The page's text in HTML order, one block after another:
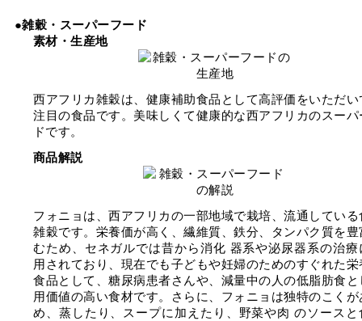
●雑穀・スーパーフード
素材・生産地
西アフリカ雑穀は、健康補助食品として高評価をいただ
注目の食品です。美味しくて健康的な西アフリカのスー
ドです。
商品解説
フォニョは、西アフリカの一部地域で栽培、流通してい
雑穀です。栄養価が高く、繊維質、鉄分、タンパク質を
むため、セネガルでは昔から消化 器系や泌尿器系の治療
用されており、現在でも子どもや妊婦のためのすぐれた
食品として、糖尿病患者さんや、減量中の人の低脂肪食
用価値の高い食材です。さらに、フォニョは独特のこく
め、蒸したり、スープに加えたり、野菜や肉 のソースと